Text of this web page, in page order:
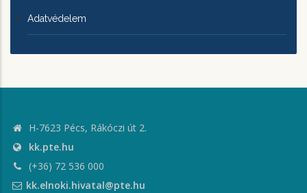
Adatvédelem
H-7623 Pécs, Rákóczi út 2.
kk.pte.hu
(+36) 72 536 000
kk.elnoki.hivatal@pte.hu